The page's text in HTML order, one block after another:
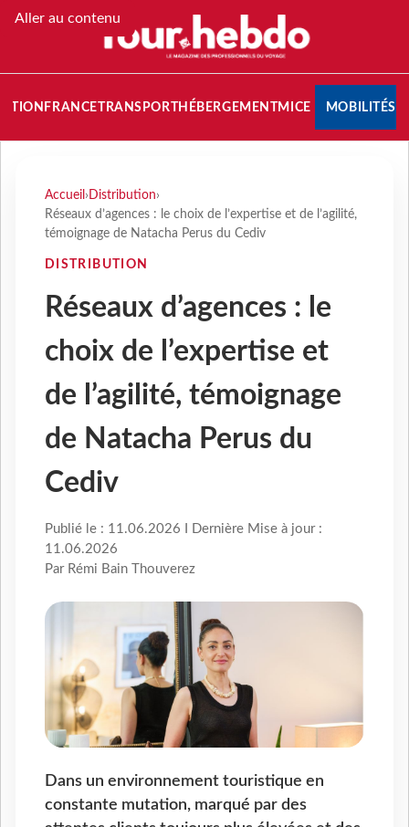
Aller au contenu
FRANCETRANSPORT HÉBERGEMENTMICE MOBILITÉS
Accueil › Distribution›
Réseaux d’agences : le choix de l’expertise et de l’agilité,
témoignage de Natacha Perus du Cediv
DISTRIBUTION
Réseaux d’agences : le
choix de l’expertise et
de l’agilité, témoignage
de Natacha Perus du
Cediv
Publié le : 11.06.2026 I Dernière Mise à jour :
11.06.2026
Par Rémi Bain Thouverez
Dans un environnement touristique en
constante mutation, marqué par des